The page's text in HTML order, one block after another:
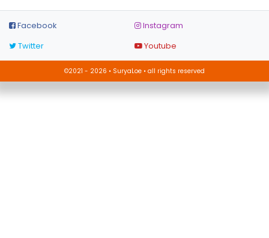
Facebook
Instagram
Twitter
Youtube
©2021 - 2026 • SuryaLoe • all rights reserved